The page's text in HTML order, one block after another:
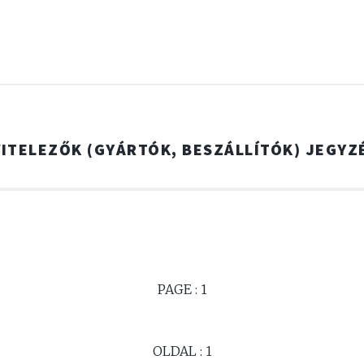
(GYÁRTÓK, BESZÁLLÍTÓK)
PAGE : 1
OLDAL : 1